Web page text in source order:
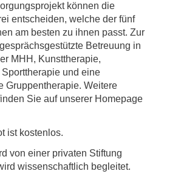
können die
entscheiden, welche der fünf
am besten zu ihnen passt. Zur
Betreuung in
MHH, Kunsttherapie,
und eine
Gruppentherapie. Weitere
Sie auf unserer Homepage
ist kostenlos.
von einer privaten Stiftung
wissenschaftlich begleitet.